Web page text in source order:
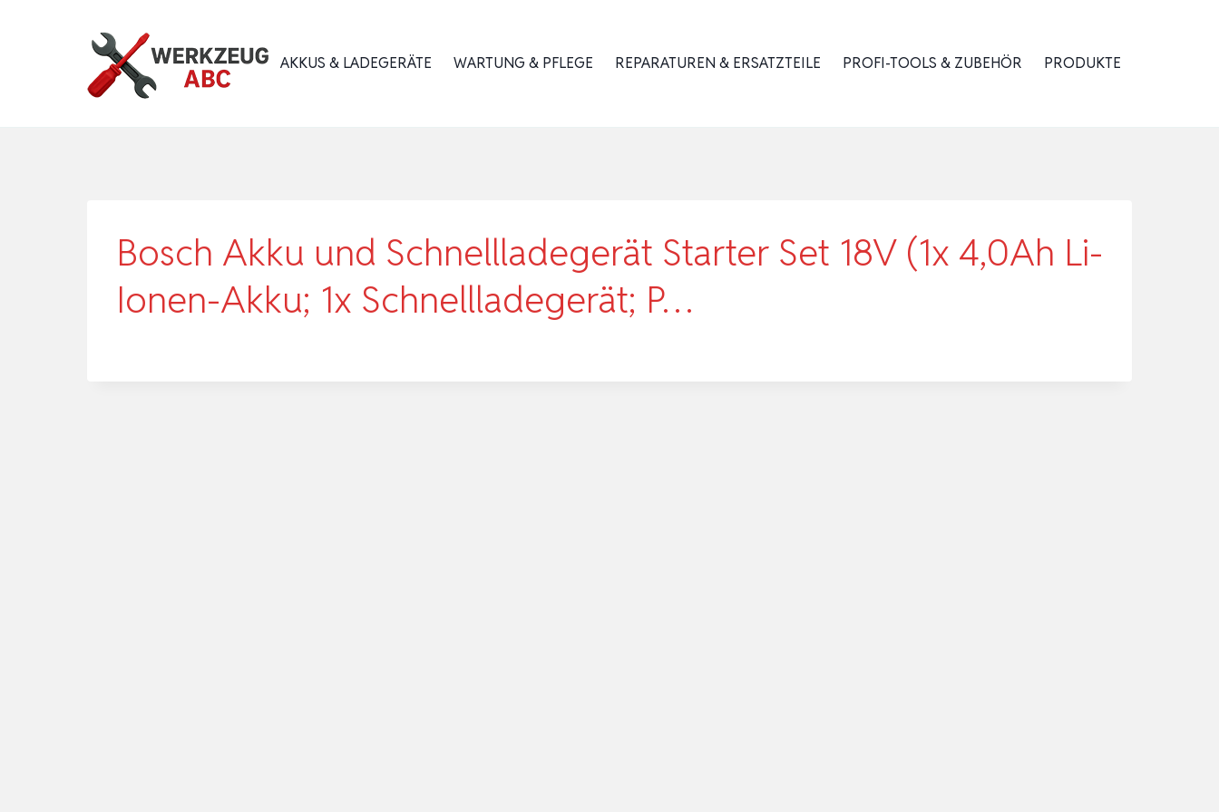
AKKUS & LADEGERÄTE WARTUNG & PFLEGE REPARATUREN & ERSATZTEILE PROFI-TOOLS & ZUBEHÖR PRODUKTE
Bosch Akku und Schnellladegerät Starter Set 18V (1x 4,0Ah Li-
Ionen-Akku; 1x Schnellladegerät; P…